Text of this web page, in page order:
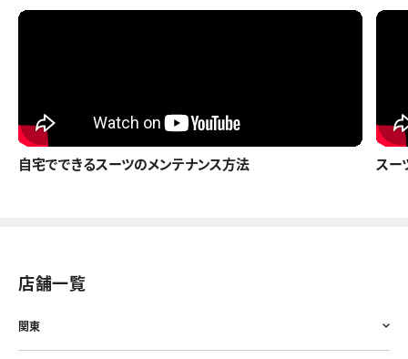
自宅でできるスーツのメンテナンス方法 スー
店舗一覧
関東